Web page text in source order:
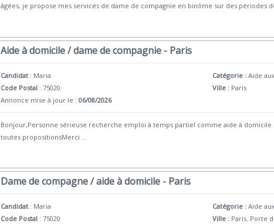
âgées, je propose mes services de dame de compagnie en binôme sur des périodes
Aide à domicile / dame de compagnie - Paris
Candidat : Maria
Code Postal : 75020
Annonce mise à jour le :06/08/2026
Catégorie : Aide
Ville : Paris
Bonjour,Personne sérieuse recherche emploi à temps partiel comme aide à
toutes propositionsMerci
Dame de compagne / aide à domicile - Paris
Candidat : Maria
Code Postal : 75020
Catégorie : Aide
Ville : Paris. Porte